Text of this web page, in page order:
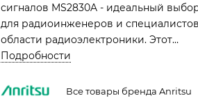
сигналов MS2830A - идеальный
для радиоинженеров и
области радиоэлектроники. Этот
мощный инструмент предлагает
включая анализ сигналов, измерения
Подробности
Все товары бренда Anritsu